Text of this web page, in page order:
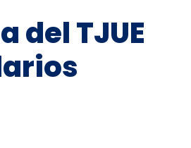
del TJUE